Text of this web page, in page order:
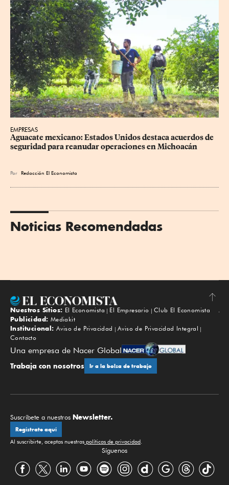
EMPRESAS
Aguacate mexicano: Estados Unidos destaca acuerdos de
seguridad para reanudar operaciones en Michoacán
Por Redacción El Economista
Noticias Recomendadas
Subir
Nuestros Sitios: El Economista El Empresario
Club El Economista
Publicidad: Mediakit
Institucional: Aviso de Privacidad
Aviso de Privacidad Integral
Contacto
Una empresa de Nacer Global
Trabaja con nosotros Ir a la bolsa de trabajo
Suscríbete a nuestros Newsletter.
Regístrate aquí
Al suscribirte, aceptas nuestras políticas de privacidad.
Síguenos